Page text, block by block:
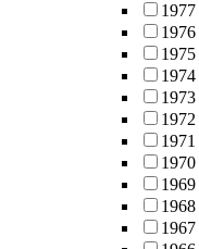
1977
1976
1975
1974
1973
1972
1971
1970
1969
1968
1967